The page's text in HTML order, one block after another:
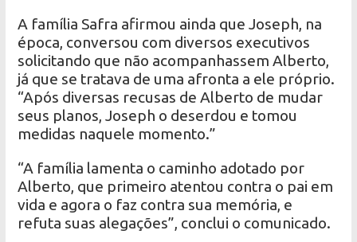
A família Safra afirmou ainda que Joseph, na
época, conversou com diversos executivos
solicitando que não acompanhassem Alberto,
já que se tratava de uma afronta a ele próprio.
“Após diversas recusas de Alberto de mudar
seus planos, Joseph o deserdou e tomou
medidas naquele momento.”
“A família lamenta o caminho adotado por
Alberto, que primeiro atentou contra o pai em
vida e agora o faz contra sua memória, e
refuta suas alegações”, conclui o comunicado.